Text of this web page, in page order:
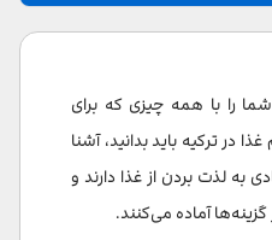
ترکیه
را با همه چیزی که برای
در ترکیه باید بدانید، آشنا
به لذت بردن از غذا دارند و
آماده می‌کنند.